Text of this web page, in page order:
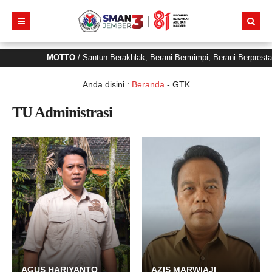
MOTTO/ Santun Berakhlak, Berani Bermimpi, Berani
Anda disini : Beranda - GTK
TU Administrasi
AGUS HARIYANTO AZIS MARWIAJI